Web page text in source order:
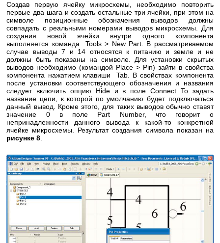
Создав первую ячейку микросхемы, необходимо повторить
первые два шага и создать остальные три ячейки, при этом на
символе позиционные обозначения выводов должны
совпадать с реальными номерами выводов микросхемы. Для
создания новой ячейки внутри одного компонента
выполняется команда Tools > New Part. В рассматриваемом
случае выводы 7 и 14 относятся к питанию и земле и не
должны быть показаны на символе. Для установки скрытых
выводов необходимо (командой Place > Pin) зайти в свойства
компонента нажатием клавиши Tab. В свойствах компонента
после установки соответствующего обозначения и названия
следует включить опцию Hide и в поле Connect To задать
название цепи, к которой по умолчанию будет подключаться
данный вывод. Кроме этого, для таких выводов обычно ставят
значение 0 в поле Part Number, что говорит о
непринадлежности данного вывода к какой-то конкретной
ячейке микросхемы. Результат создания символа показан на
рисунке 8.